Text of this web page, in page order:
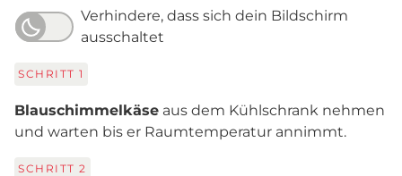
Verhindere, dass sich dein Bildschirm
ausschaltet
SCHRITT 1
Blauschimmelkäse aus dem Kühlschrank nehmen
und warten bis er Raumtemperatur annimmt.
SCHRITT 2